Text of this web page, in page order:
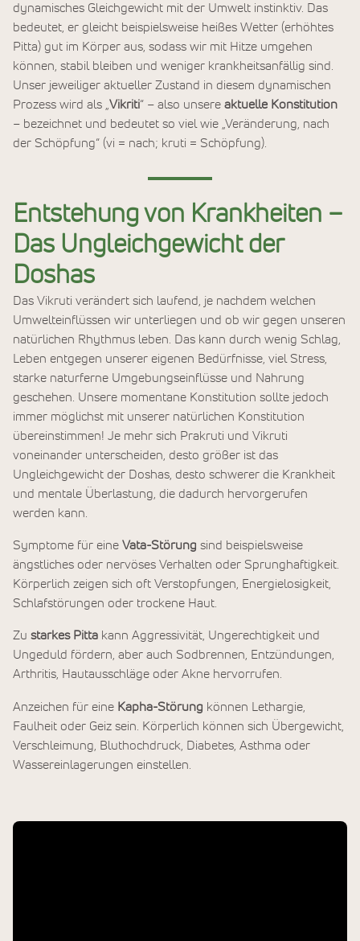
dynamisches Gleichgewicht mit der Umwelt instinktiv. Das
bedeutet, er gleicht beispielsweise heißes Wetter (erhöhtes
Pitta) gut im Körper aus, sodass wir mit Hitze umgehen
können, stabil bleiben und weniger krankheitsanfällig sind.
Unser jeweiliger aktueller Zustand in diesem dynamischen
Prozess wird als „ Vikriti“ – also unsere aktuelle Konstitution
– bezeichnet und bedeutet so viel wie „Veränderung, nach
der Schöpfung“ (vi = nach; kruti = Schöpfung).
Entstehung von Krankheiten –
Das Ungleichgewicht der
Doshas
Das Vikruti verändert sich laufend, je nachdem welchen
Umwelteinflüssen wir unterliegen und ob wir gegen unseren
natürlichen Rhythmus leben. Das kann durch wenig Schlag,
Leben entgegen unserer eigenen Bedürfnisse, viel Stress,
starke naturferne Umgebungseinflüsse und Nahrung
geschehen. Unsere momentane Konstitution sollte jedoch
immer möglichst mit unserer natürlichen Konstitution
übereinstimmen! Je mehr sich Prakruti und Vikruti
voneinander unterscheiden, desto größer ist das
Ungleichgewicht der Doshas, desto schwerer die Krankheit
und mentale Überlastung, die dadurch hervorgerufen
werden kann.
Symptome für eine Vata-Störung sind beispielsweise
ängstliches oder nervöses Verhalten oder Sprunghaftigkeit.
Körperlich zeigen sich oft Verstopfungen, Energielosigkeit,
Schlafstörungen oder trockene Haut.
Zu starkes Pitta kann Aggressivität, Ungerechtigkeit und
Ungeduld fördern, aber auch Sodbrennen, Entzündungen,
Arthritis, Hautausschläge oder Akne hervorrufen.
Anzeichen für eine Kapha-Störung können Lethargie,
Faulheit oder Geiz sein. Körperlich können sich Übergewicht,
Verschleimung, Bluthochdruck, Diabetes, Asthma oder
Wassereinlagerungen einstellen.